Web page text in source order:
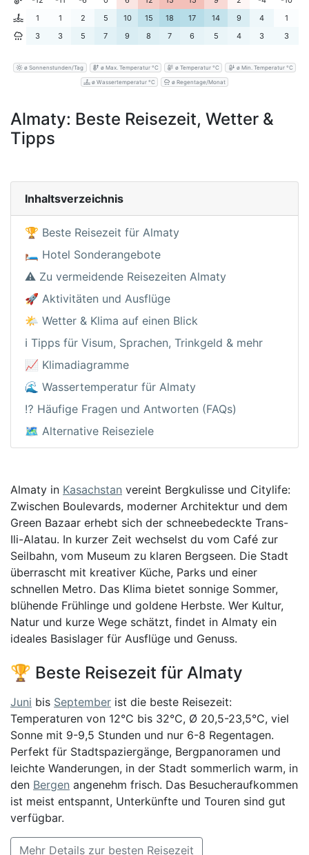
1
1 2 5 10 15 18 17 14 9 4
1
3
3 5 7 9 8 7 6 5 4 3 3
ø Sonnenstunden/Tag ø Max. Temperatur °C ø Temperatur °C ø Min. Temperatur °C
ø Wassertemperatur °C ø Regentage/Monat
Almaty: Beste Reisezeit, Wetter &
Tipps
Inhaltsverzeichnis
🏆 Beste Reisezeit für Almaty
🛏️ Hotel Sonderangebote
⚠️ Zu vermeidende Reisezeiten Almaty
🚀 Aktivitäten und Ausflüge
🌤️ Wetter & Klima auf einen Blick
ℹ️ Tipps für Visum, Sprachen, Trinkgeld & mehr
📈 Klimadiagramme
🌊 Wassertemperatur für Almaty
⁉️ Häufige Fragen und Antworten (FAQs)
🗺️ Alternative Reiseziele
Almaty in Kasachstan vereint Bergkulisse und Citylife:
Zwischen Boulevards, moderner Architektur und dem
Green Bazaar erhebt sich der schneebedeckte Trans-
Ili-Alatau. In kurzer Zeit wechselst du vom Café zur
Seilbahn, vom Museum zu klaren Bergseen. Die Stadt
überrascht mit kreativer Küche, Parks und einer
schnellen Metro. Das Klima bietet sonnige Sommer,
blühende Frühlinge und goldene Herbste. Wer Kultur,
Natur und kurze Wege schätzt, findet in Almaty ein
ideales Basislager für Ausflüge und Genuss.
🏆 Beste Reisezeit für Almaty
Juni bis September ist die beste Reisezeit:
Temperaturen von 12°C bis 32°C, Ø 20,5-23,5°C, viel
Sonne mit 9-9,5 Stunden und nur 6-8 Regentagen.
Perfekt für Stadtspaziergänge, Bergpanoramen und
leichte Wanderungen, in der Stadt sommerlich warm, in
den Bergen angenehm frisch. Das Besucheraufkommen
ist meist entspannt, Unterkünfte und Touren sind gut
verfügbar.
Mehr Details zur besten Reisezeit